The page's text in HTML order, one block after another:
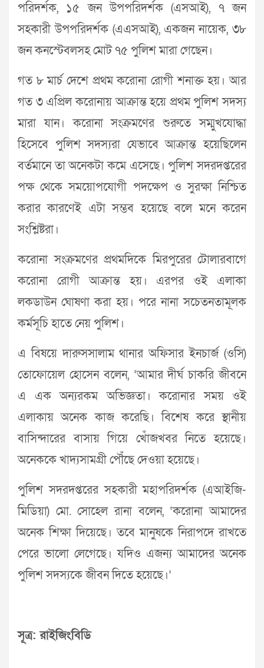
পরিদর্শক, ১৫ জন উপপরিদর্শক (এসআই), ৭ জন
সহকারী উপপরিদর্শক (এএসআই), একজন নায়েক, ৩৮
জন কনস্টেবলসহ মোট ৭৫ পুলিশ মারা গেছেন।
গত ৮ মার্চ দেশে প্রথম করোনা রোগী শনাক্ত হয়। আর
গত ৩ এপ্রিল করোনায় আক্রান্ত হয়ে প্রথম পুলিশ সদস‌্য
মারা যান। করোনা সংক্রমণের শুরুতে সম্মুখযোদ্ধা
হিসেবে পুলিশ সদস্যরা যেভাবে আক্রান্ত হয়েছিলেন
বর্তমানে তা অনেকটা কমে এসেছে। পুলিশ সদরদপ্তরের
পক্ষ থেকে সময়োপযোগী পদক্ষেপ ও সুরক্ষা নিশ্চিত
করার কারণেই এটা সম্ভব হয়েছে বলে মনে করেন
সংশ্লিষ্টরা।
করোনা সংক্রমণের প্রথমদিকে মিরপুরের টোলারবাগে
করোনা রোগী আক্রান্ত হয়। এরপর ওই এলাকা
লকডাউন ঘোষণা করা হয়। পরে নানা সচেতনতামূলক
কর্মসূচি হাতে নেয় পুলিশ।
এ বিষয়ে দারুসসালাম থানার অফিসার ইনচার্জ (ওসি)
তোফোয়েল হোসেন বলেন, ‘আমার দীর্ঘ চাকরি জীবনে
এ এক অন্যরকম অভিজ্ঞতা। করোনার সময় ওই
এলাকায় অনেক কাজ করেছি। বিশেষ করে স্থানীয়
বাসিন্দারের বাসায় গিয়ে খোঁজখবর নিতে হয়েছে।
অনেককে খাদ্যসামগ্রী পৌঁছে দেওয়া হয়েছে।
পুলিশ সদরদপ্তরের সহকারী মহাপরিদর্শক (এআইজি-
মিডিয়া) মো. সোহেল রানা বলেন, ‘করোনা আমাদের
অনেক শিক্ষা দিয়েছে। তবে মানুষকে নিরাপদে রাখতে
পেরে ভালো লেগেছে। যদিও এজন্য আমাদের অনেক
পুলিশ সদস্যকে জীবন দিতে হয়েছে।’
সূত্র: রাইজিংবিডি